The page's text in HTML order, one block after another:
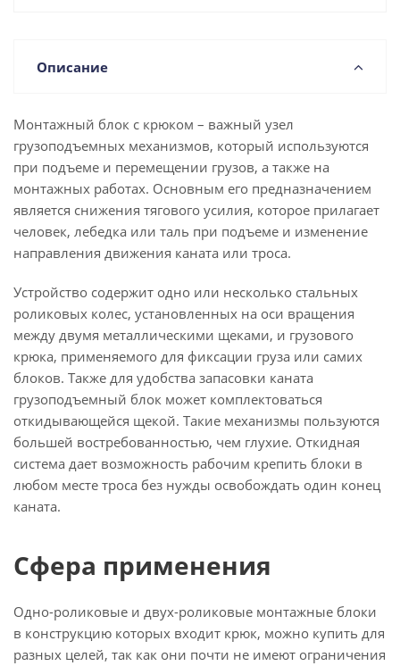
Описание
Монтажный блок с крюком – важный узел
грузоподъемных механизмов, который используются
при подъеме и перемещении грузов, а также на
монтажных работах. Основным его предназначением
является снижения тягового усилия, которое прилагает
человек, лебедка или таль при подъеме и изменение
направления движения каната или троса.
Устройство содержит одно или несколько стальных
роликовых колес, установленных на оси вращения
между двумя металлическими щеками, и грузового
крюка, применяемого для фиксации груза или самих
блоков. Также для удобства запасовки каната
грузоподъемный блок может комплектоваться
откидывающейся щекой. Такие механизмы пользуются
большей востребованностью, чем глухие. Откидная
система дает возможность рабочим крепить блоки в
любом месте троса без нужды освобождать один конец
каната.
Сфера применения
Одно-роликовые и двух-роликовые монтажные блоки
в конструкцию которых входит крюк, можно купить для
разных целей, так как они почти не имеют ограничения